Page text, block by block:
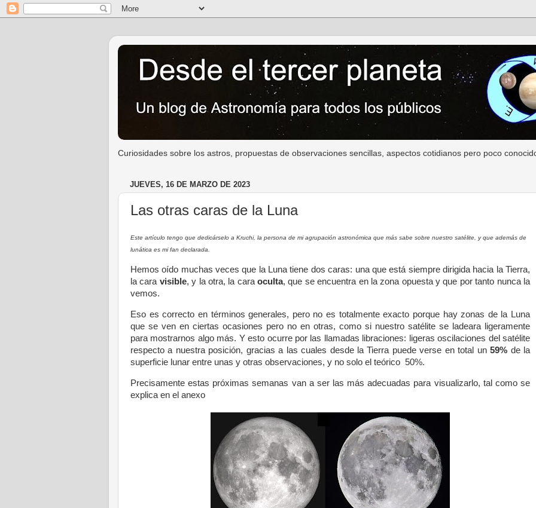
Curiosidades sobre los astros, propuestas de observaciones sencillas, aspectos cotidianos pero poco
JUEVES, 16 DE MARZO DE 2023
Las otras caras de la Luna
Este artículo tengo que dedicárselo a Kruchi, la persona de mi agrupación astronómica que más sabe sobre nuestro satélite, y que además de
lunática es mi fan declarada.
Hemos oído muchas veces que la Luna tiene dos caras: una que está siempre dirigida hacia la Tierra,
la cara visible, y la otra, la caraoculta, que se encuentra en la zona opuesta y que por tanto nunca la
vemos.
Eso es correcto en términos generales, pero no es totalmente exacto porque hay zonas de la Luna
que se ven en ciertas ocasiones pero no en otras, como si nuestro satélite se ladeara ligeramente
para mostrarnos algo más. Y esto ocurre por las llamadas libraciones: ligeras oscilaciones del satélite
respecto a nuestra posición, gracias a las cuales desde la Tierra puede verse en total un59% de la
superficie lunar entre unas y otras observaciones, y no solo el teórico 50%.
Precisamente estas próximas semanas van a ser las más adecuadas para visualizarlo, tal como se
explica en el anexo